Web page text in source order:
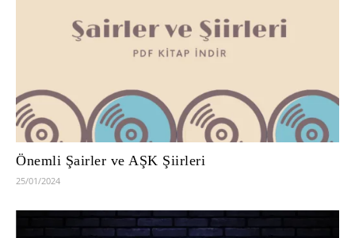
Önemli Şairler ve AŞK Şiirleri
25/01/2024